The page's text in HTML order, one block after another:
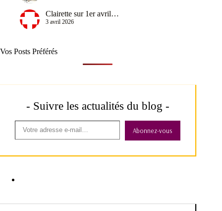
Clairette sur 1er avril…
3 avril 2026
Vos Posts Préférés
- Suivre les actualités du blog -
Abonnez-vous